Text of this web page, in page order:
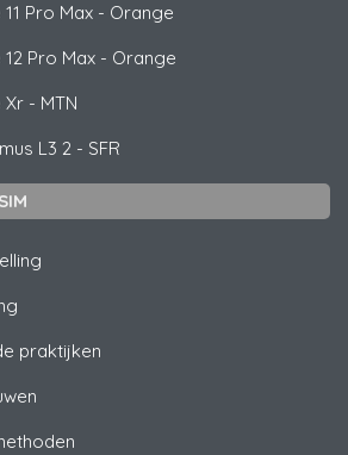
11 Pro Max - Orange
12 Pro Max - Orange
Xr - MTN
L3 2 - SFR
praktijken